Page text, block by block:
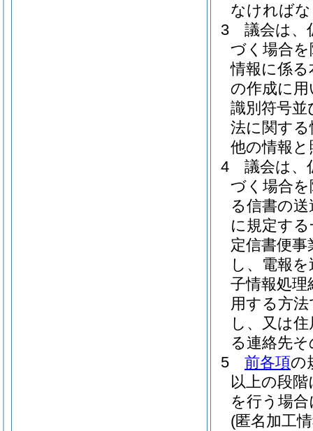
なければ
3
議会は、
づく場合
情報に係
の作成に
識別符号
法に関す
他の情報
4
議会は、
づく場合
る信書の
に規定す
定信書便
し、電報
子情報処
用する方
し、又は
る連絡先
5
前各項の
以上の段
を行う場
(匿名加工